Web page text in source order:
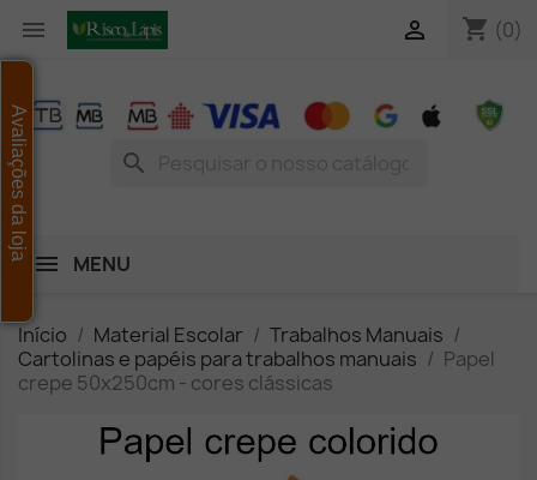
 shopping_cart (0)

search
MENU
Início Material Escolar
Trabalhos Manuais
Cartolinas e papéis para trabalhos manuais
Papel
crepe 50x250cm - cores clássicas
Avaliações da loja